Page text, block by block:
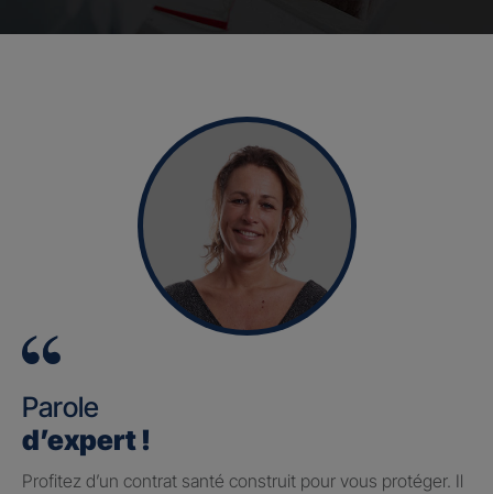
Parole
d’expert !
Profitez d’un contrat santé construit pour vous protéger. Il